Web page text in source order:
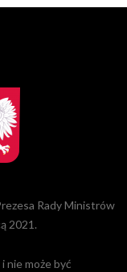
Rady Ministrów
2021.
nie może być